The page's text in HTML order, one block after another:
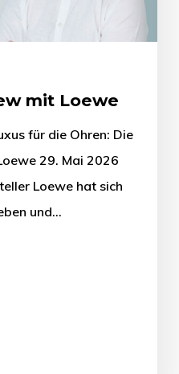
mit Loewe
für die Ohren: Die
29. Mai 2026
Loewe hat sich
und…